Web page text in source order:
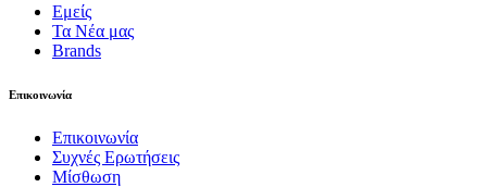
Εμείς
Τα Νέα μας
Brands
Επικοινωνία
Επικοινωνία
Συχνές Ερωτήσεις
Μίσθωση